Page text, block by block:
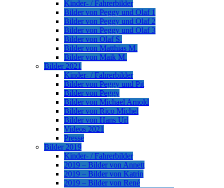
Kinder- / Fahrerbilder
Bilder von Peggy und Olaf 1
Bilder von Peggy und Olaf 2
Bilder von Peggy und Olaf 3
Bilder von Olaf S.
Bilder von Matthias M.
Bilder von Maik M.
Bilder 2021
Kinder- / Fahrerbilder
Bilder von Peggy und Pit
Bilder von Peggy
Bilder von Michael Arnold
Bilder von Rico Michel
Bilder von Hans Url
Videos 2021
Presse
Bilder 2019
Kinder- / Fahrerbilder
2019 – Bilder von Annett
2019 – Bilder von Katrin
2019 – Bilder von René